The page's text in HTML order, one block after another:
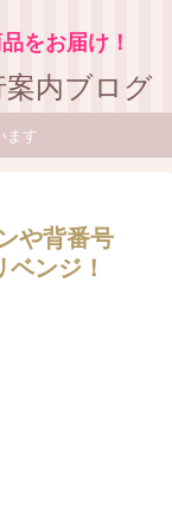
をお届け！
内ブログ
ます
や背番号
ンジ！